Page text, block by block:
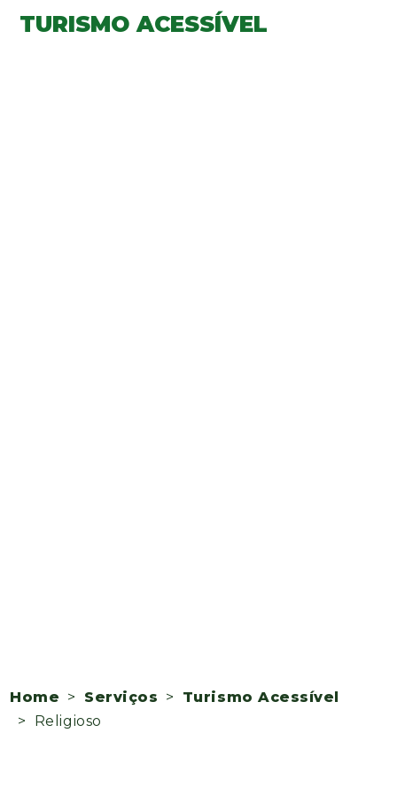
TURISMO ACESSÍVEL
Home > Serviços > Turismo Acessível
> Religioso